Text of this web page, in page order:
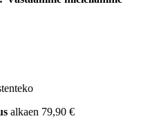
alkaen 79,90 €